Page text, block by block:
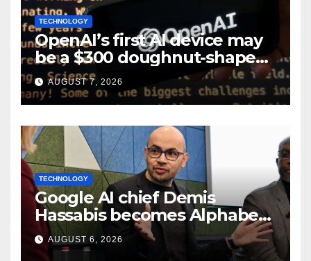
TECHNOLOGY
OpenAI’s first AI device may
be a $300 doughnut-shaped
smart speaker: Report
AUGUST 7, 2026
TECHNOLOGY
Google AI chief Demis
Hassabis becomes Alphabet
chief scientist in leadership
shakeup
AUGUST 6, 2026